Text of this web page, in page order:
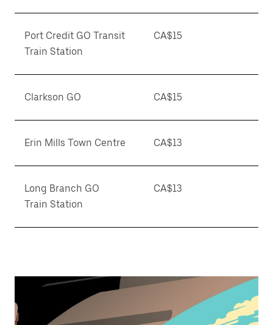
Port Credit GO Transit
Train Station
CA$15
Clarkson GO CA$15
Erin Mills Town Centre CA$13
Long Branch GO
Train Station
CA$13